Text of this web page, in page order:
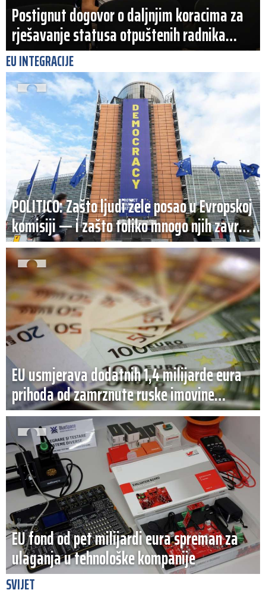
Postignut dogovor o daljnjim koracima za
rješavanje statusa otpuštenih radnika
Komunalnog
EU INTEGRACIJE
POLITICO: Zašto ljudi žele posao u Evropskoj
komisiji — i zašto toliko mnogo njih završi
nesretno?
EU usmjerava dodatnih 1,4 milijarde eura
prihoda od zamrznute ruske imovine
Ukrajini
EU fond od pet milijardi eura spreman za
ulaganja u tehnološke kompanije
SVIJET